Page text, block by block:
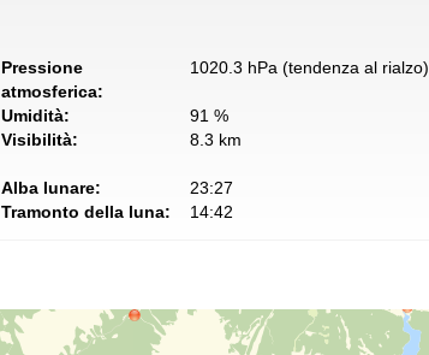
Pressione
atmosferica:
1020.3 hPa (tendenza al rialzo)
Umidità:
91 %
Visibilità:
8.3 km
Alba lunare:
23:27
Tramonto della luna:
14:42